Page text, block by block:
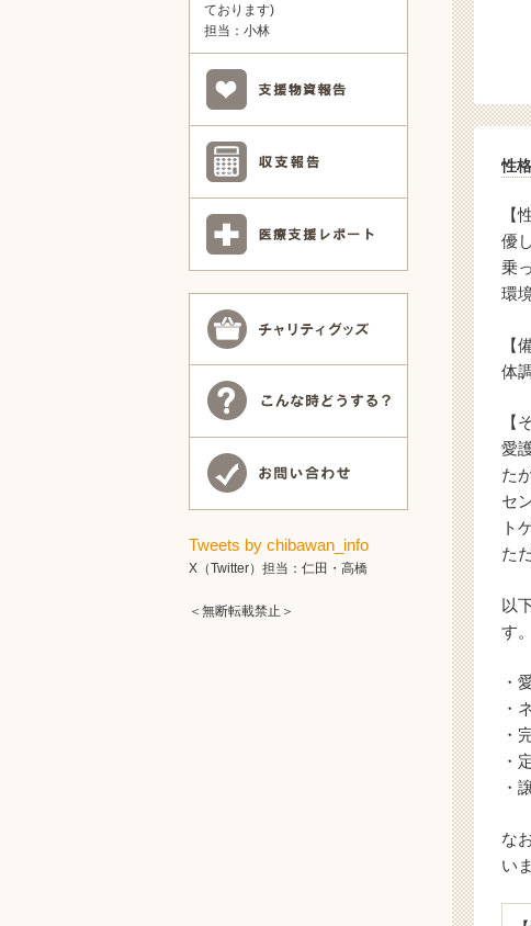
性
【
優
乗
環
【
体
【
愛
た
セ
ト
た
以
す。
・
・
・
・
・
な
い
ております)
担当：小林
Tweets by chibawan_info
X（Twitter）担当：仁田・高橋
＜無断転載禁止＞